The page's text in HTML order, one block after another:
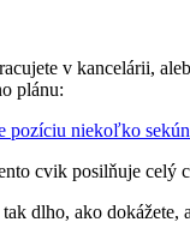
v kancelárii,
plánu:
pozíciu niekoľko
cvik posilňuje celý
dlho, ako dokážete,